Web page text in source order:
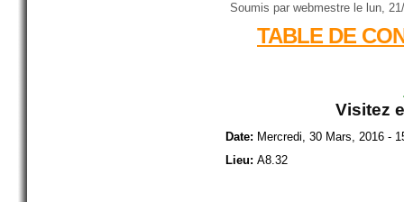
Soumis par webmestre le lun,
TABLE DE
Visitez
Date: Mercredi, 30 Mars, 2016 -
Lieu: A8.32